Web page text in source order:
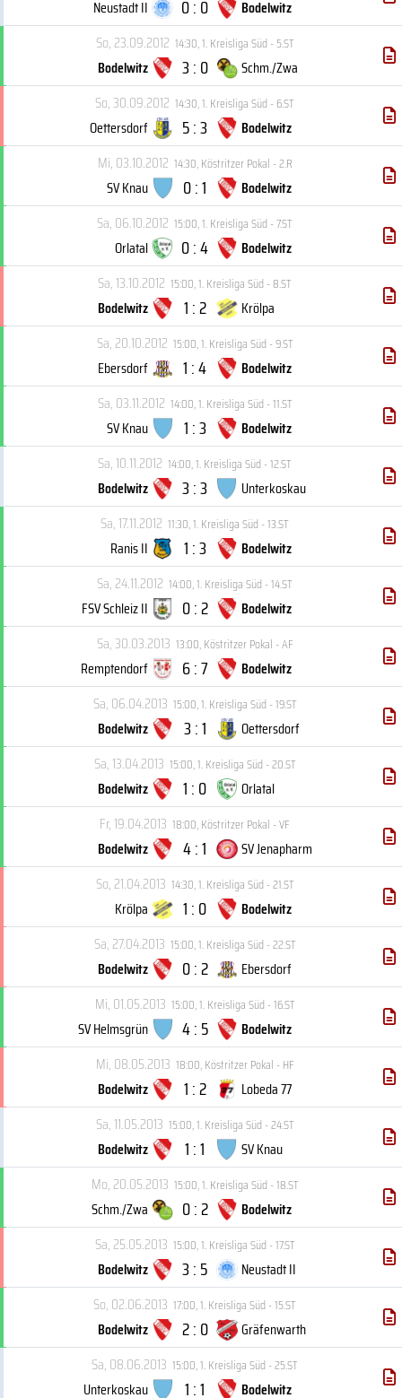
Neustadt II 0 : 0
Bodelwitz
So, 23.09.2012 14:30,1. Kreisliga Süd - 5.ST
Bodelwitz 3 : 0
Schm./Zwa
So, 30.09.2012 14:30,1. Kreisliga Süd - 6.ST
Oettersdorf 5 : 3
Bodelwitz
Mi, 03.10.2012 14:30,Köstritzer Pokal - 2.R
SV Knau 0 : 1
Bodelwitz
Sa, 06.10.2012 15:00,1. Kreisliga Süd - 7.ST
Orlatal 0 : 4
Bodelwitz
Sa, 13.10.2012 15:00,1. Kreisliga Süd - 8.ST
Bodelwitz 1 : 2
Krölpa
Sa, 20.10.2012 15:00,1. Kreisliga Süd - 9.ST
Ebersdorf 1 : 4
Bodelwitz
Sa, 03.11.2012 14:00,1. Kreisliga Süd - 11.ST
SV Knau 1 : 3
Bodelwitz
Sa, 10.11.2012 14:00,1. Kreisliga Süd - 12.ST
Bodelwitz 3 : 3
Unterkoskau
Sa, 17.11.2012 11:30,1. Kreisliga Süd - 13.ST
Ranis II 1 : 3
Bodelwitz
Sa, 24.11.2012 14:00,1. Kreisliga Süd - 14.ST
FSV Schleiz II 0 : 2
Bodelwitz
Sa, 30.03.2013 13:00,Köstritzer Pokal - AF
Remptendorf 6 : 7
Bodelwitz
Sa, 06.04.2013 15:00,1. Kreisliga Süd - 19.ST
Bodelwitz 3 : 1
Oettersdorf
Sa, 13.04.2013 15:00,1. Kreisliga Süd - 20.ST
Bodelwitz 1 : 0
Orlatal
Fr, 19.04.2013 18:00,Köstritzer Pokal - VF
Bodelwitz 4 : 1
SV Jenapharm
So, 21.04.2013 14:30,1. Kreisliga Süd - 21.ST
Krölpa 1 : 0
Bodelwitz
Sa, 27.04.2013 15:00,1. Kreisliga Süd - 22.ST
Bodelwitz 0 : 2
Ebersdorf
Mi, 01.05.2013 15:00,1. Kreisliga Süd - 16.ST
SV Helmsgrün 4 : 5
Bodelwitz
Mi, 08.05.2013 18:00,Köstritzer Pokal - HF
Bodelwitz 1 : 2
Lobeda 77
Sa, 11.05.2013 15:00,1. Kreisliga Süd - 24.ST
Bodelwitz 1 : 1
SV Knau
Mo, 20.05.2013 15:00,1. Kreisliga Süd - 18.ST
Schm./Zwa 0 : 2
Bodelwitz
Sa, 25.05.2013 15:00,1. Kreisliga Süd - 17.ST
Bodelwitz 3 : 5
Neustadt II
So, 02.06.2013 17:00,1. Kreisliga Süd - 15.ST
Bodelwitz 2 : 0
Gräfenwarth
Sa, 08.06.2013 15:00,1. Kreisliga Süd - 25.ST
Unterkoskau 1 : 1 Bodelwitz